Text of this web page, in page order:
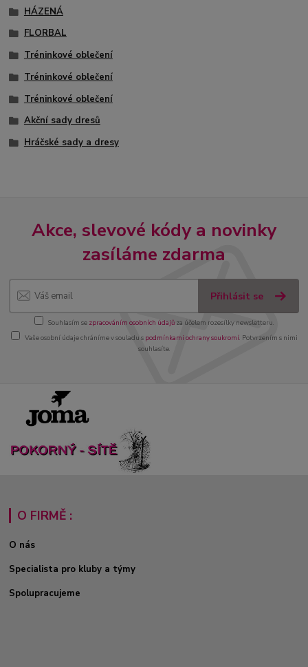
HÁZENÁ
FLORBAL
Tréninkové oblečení
Tréninkové oblečení
Tréninkové oblečení
Akční sady dresů
Hráčské sady a dresy
Akce, slevové kódy a novinky
zasíláme zdarma
Přihlásit se
Souhlasím se zpracováním osobních údajůza účelem rozesílky newsletteru.
Vaše osobní údaje chráníme v souladu s podmínkami ochrany soukromí. Potvrzením s nimi
souhlasíte.
O FIRMĚ :
O nás
Specialista pro kluby a týmy
Spolupracujeme